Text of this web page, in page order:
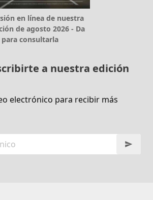
en línea de nuestra
de agosto 2026 - Da
para consultarla
a nuestra edición
electrónico para recibir más